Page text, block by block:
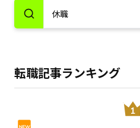
転職記事ランキング